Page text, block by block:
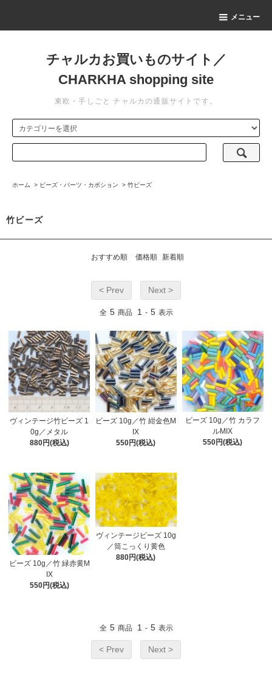
メニュー
チャルカお買いものサイト／
CHARKHA shopping site
東欧・手しごと チャルカの通販サイトです。
ホーム > ビーズ・パーツ・カボション > 竹ビーズ
竹ビーズ
おすすめ順 価格順 新着順
< Prev Next >
全 5 商品 1 - 5 表示
ヴィンテージ竹ビーズ 1
0g／メタル
880円(税込)
ビーズ 10g／竹 紺金色M
IX
550円(税込)
ビーズ 10g／竹 カラフ
ルMIX
550円(税込)
ビーズ 10g／竹 緑赤黄M
IX
550円(税込)
ヴィンテージビーズ 10g
／筒こっくり黄色
880円(税込)
全 5 商品 1 - 5 表示
< Prev Next >